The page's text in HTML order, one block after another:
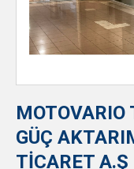
MOTOVARIO
GÜÇ
TİCARET A.Ş